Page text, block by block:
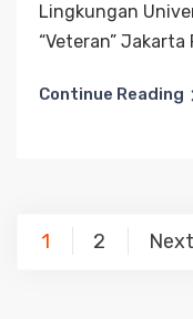
Lingkungan
“Veteran” Jakarta
Continue Reading
Posts
1 2 Next